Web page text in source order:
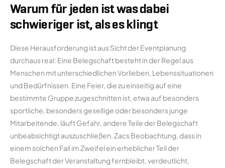
Warum für jeden ist was dabei
schwieriger ist, als es klingt
Diese Herausforderung ist aus Sicht der Eventplanung
durchaus real: Eine Belegschaft besteht in der Regel aus
Menschen mit unterschiedlichen Vorlieben, Lebenssituationen
und Bedürfnissen. Eine Feier, die zu einseitig auf eine
bestimmte Gruppe zugeschnitten ist, etwa auf besonders
sportliche, besonders gesellige oder besonders junge
Mitarbeitende, läuft Gefahr, andere Teile der Belegschaft
unbeabsichtigt auszuschließen. Zacs Beobachtung, dass in
einem solchen Fall im Zweifel ein erheblicher Teil der
Belegschaft der Veranstaltung fernbleibt, verdeutlicht,